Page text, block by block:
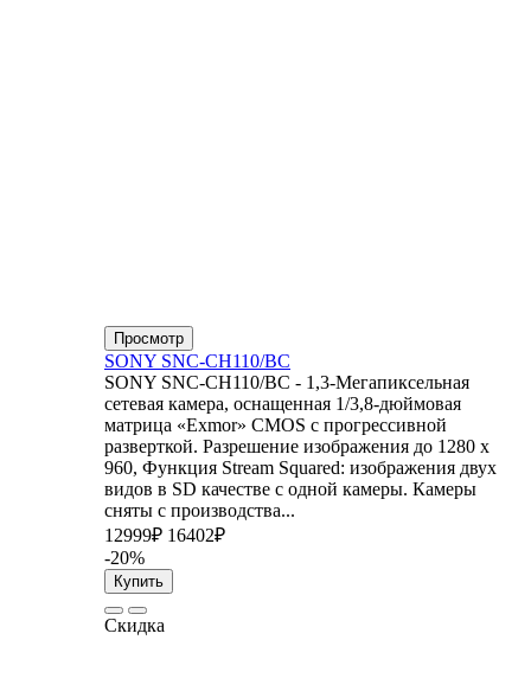
Просмотр
SONY SNC-CH110/BC
SONY SNC-CH110/BC - 1,3-Мегапиксельная
сетевая камера, оснащенная 1/3,8-дюймовая
матрица «Exmor» CMOS с прогрессивной
разверткой. Разрешение изображения до 1280 x
960, Функция Stream Squared: изображения двух
видов в SD качестве с одной камеры. Камеры
сняты с производства...
12999₽ 16402₽
-20%
Купить
Скидка